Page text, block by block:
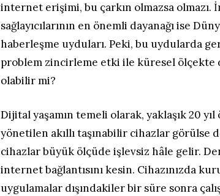
internet erişimi, bu çarkın olmazsa
sağlayıcılarının en önemli dayanağı ise
haberleşme uyduları. Peki, bu uydularda
problem zincirleme etki ile küresel
olabilir mi?
Dijital yaşamın temeli olarak, yaklaşık 20
yönetilen akıllı taşınabilir cihazlar görülse
cihazlar büyük ölçüde işlevsiz hâle gelir.
internet bağlantısını kesin. Cihazınızda
uygulamalar dışındakiler bir süre sonra